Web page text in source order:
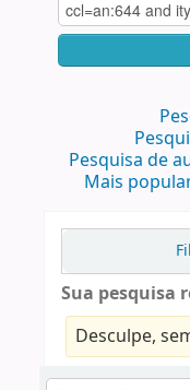
Pesquisa de
Mais
Sua pesquisa
Desculpe,